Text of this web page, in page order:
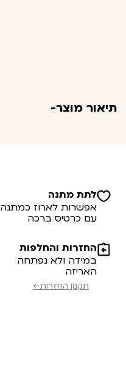
תיאור מוצר-
לתת מתנה
אפשרות לארוז כמתנה
עם כרטיס ברכה
החזרות והחלפות
במידה ולא נפתחה
האריזה
תקנון החזרות←